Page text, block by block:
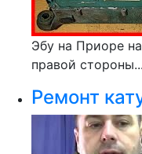
Эбу на Приоре
правой
Ремонт